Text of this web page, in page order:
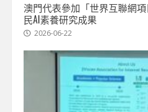
澳門代表參加「世界互聯網
民AI素養研究成果
2026-06-22